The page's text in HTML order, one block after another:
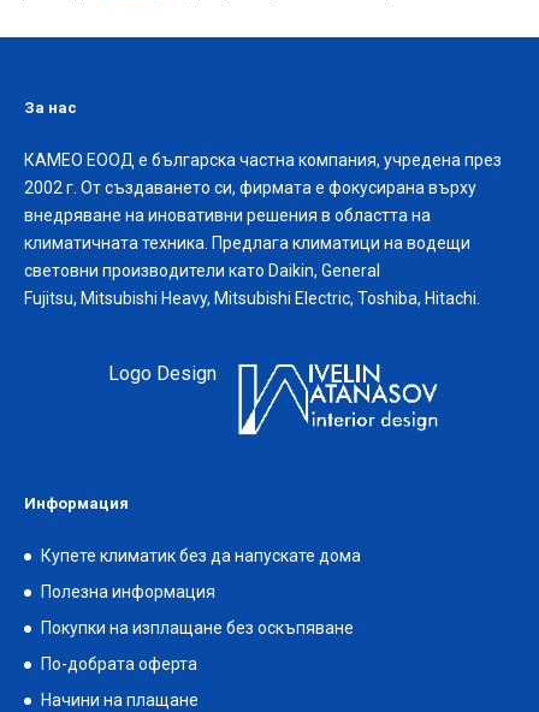
За нас
КАМЕО ЕООД е българска частна компания, учредена през
2002 г. От създаването си, фирмата е фокусирана върху
внедряване на иновативни решения в областта на
климатичната техника. Предлага климатици на водещи
световни производители като Daikin, General
Fujitsu, Mitsubishi Heavy, Mitsubishi Electric, Toshiba, Hitachi.
Logo Design
Информация
Купете климатик без да напускате дома
Полезна информация
Покупки на изплащане без оскъпяване
По-добрата оферта
Начини на плащане